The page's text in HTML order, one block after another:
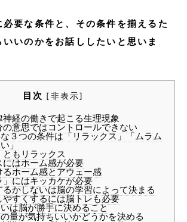
要な条件と、その条件を揃えるた
いのかをお話ししたいと思いま
目次 [非表示]
神経の働きで起こる生理現象
意思ではコントロールできない
３つの条件は「リラックス」「ムラム
」
もリラックス
はホーム感が必要
ホーム感とアウェー感
にはキッカケが必要
かしないは脳の学習によって決まる
すくするには脳トレも必要
は脳が勝手に決めること
量が気持ちいいかどうかを決める